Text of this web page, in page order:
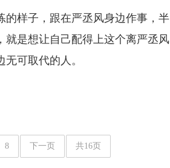
的样子，跟在严丞风身边作事，半
就是想让自己配得上这个离严丞风
可取代的人。
8 下一页 共16页